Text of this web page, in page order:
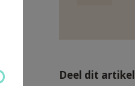
Deel dit artikel